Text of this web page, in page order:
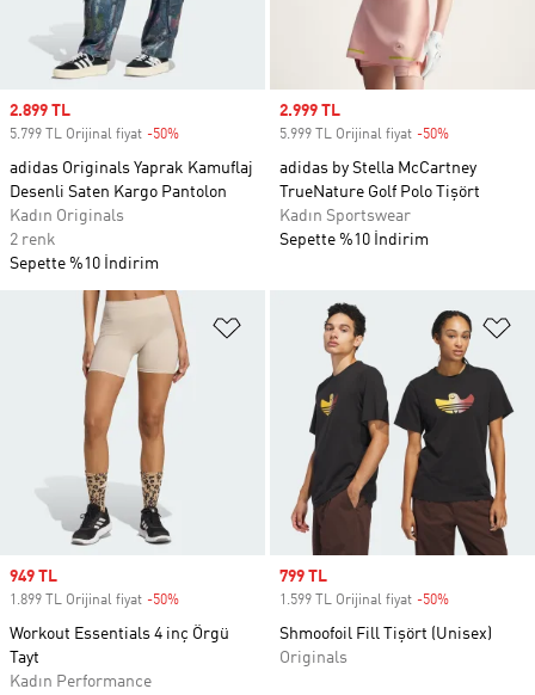
Sale price
2.899 TL
5.799 TL Orijinal fiyat -50%
adidas Originals Yaprak Kamuflaj
Desenli Saten Kargo Pantolon
Kadın Originals
2 renk
Sepette %10 İndirim
Sale price
2.999 TL
5.999 TL Orijinal fiyat -50%
adidas by Stella McCartney
TrueNature Golf Polo Tişört
Kadın Sportswear
Sepette %10 İndirim
Favori Listesine Ekle
Sale price
949 TL
1.899 TL Orijinal fiyat -50%
Workout Essentials 4 inç Örgü
Tayt
Kadın Performance
Sale price
799 TL
1.599 TL Orijinal fiyat -50%
Shmoofoil Fill Tişört (Unisex)
Originals